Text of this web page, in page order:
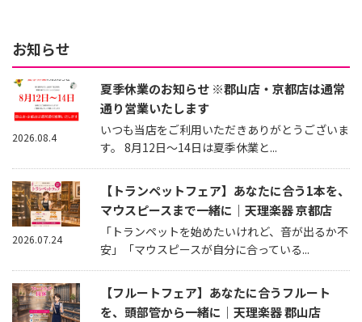
お知らせ
夏季休業のお知らせ ※郡山店・京都店は通常
通り営業いたします
いつも当店をご利用いただきありがとうございま
す。 8月12日～14日は夏季休業と...
2026.08.4
【トランペットフェア】あなたに合う1本を、
マウスピースまで一緒に｜天理楽器 京都店
「トランペットを始めたいけれど、音が出るか不
安」「マウスピースが自分に合っている...
2026.07.24
【フルートフェア】あなたに合うフルート
を、頭部管から一緒に｜天理楽器 郡山店